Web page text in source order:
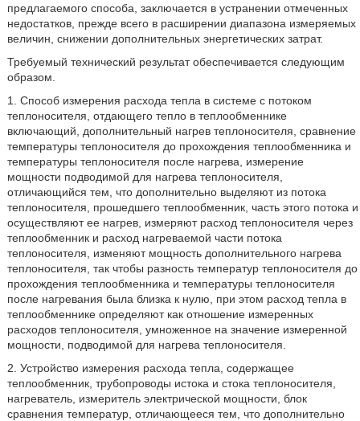
предлагаемого способа, заключается в устранении отмеченных
недостатков, прежде всего в расширении диапазона измеряемых
величин, снижении дополнительных энергетических затрат.
Требуемый технический результат обеспечивается следующим
образом.
1. Способ измерения расхода тепла в системе с потоком
теплоносителя, отдающего тепло в теплообменнике
включающий, дополнительный нагрев теплоносителя, сравнение
температуры теплоносителя до прохождения теплообменника и
температуры теплоносителя после нагрева, измерение
мощности подводимой для нагрева теплоносителя,
отличающийся тем, что дополнительно выделяют из потока
теплоносителя, прошедшего теплообменник, часть этого потока и
осуществляют ее нагрев, измеряют расход теплоносителя через
теплообменник и расход нагреваемой части потока
теплоносителя, изменяют мощность дополнительного нагрева
теплоносителя, так чтобы разность температур теплоносителя до
прохождения теплообменника и температуры теплоносителя
после нагревания была близка к нулю, при этом расход тепла в
теплообменнике определяют как отношение измеренных
расходов теплоносителя, умноженное на значение измеренной
мощности, подводимой для нагрева теплоносителя.
2. Устройство измерения расхода тепла, содержащее
теплообменник, трубопроводы истока и стока теплоносителя,
нагреватель, измеритель электрической мощности, блок
сравнения температур, отличающееся тем, что дополнительно